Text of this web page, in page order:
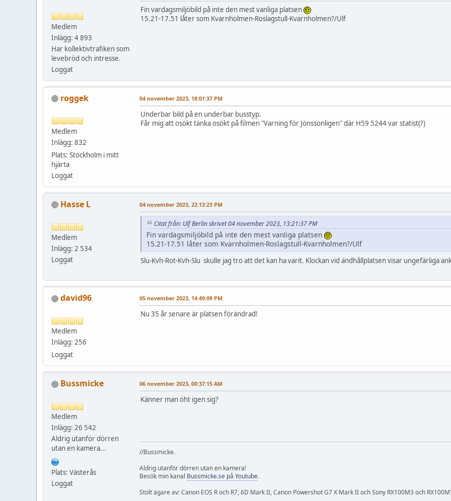
Medlem
Inlägg: 4 893
Har kollektivtrafiken som
levebröd och intresse.
Loggat
Fin vardagsmiljöbild på inte den mest vanliga platsen
15.21-17.51 låter som Kvarnholmen-Roslagstull-Kvarnholmen?/Ulf
roggek
Medlem
Inlägg: 832
Plats: Stockholm i mitt
hjärta
Loggat
04 november 2023, 18:01:37 PM
Underbar bild på en underbar busstyp.
Får mig att osökt tänka osökt på filmen "Varning för Jönssonligen" där H59 5244 var statist(?)
Hasse L
Medlem
Inlägg: 2 534
Loggat
04 november 2023, 22:13:23 PM
Citat från: Ulf Berlin skrivet 04 november 2023, 13:21:37 PM
Fin vardagsmiljöbild på inte den mest vanliga platsen
15.21-17.51 låter som Kvarnholmen-Roslagstull-Kvarnholmen?/Ulf
Slu-Kvh-Rot-Kvh-Slu skulle jag tro att det kan ha varit. Klockan vid ändhållplatsen visar ungefärliga
david96
Medlem
Inlägg: 256
Loggat
05 november 2023, 14:49:09 PM
Nu 35 år senare är platsen förändrad!
Bussmicke
Medlem
Inlägg: 26 542
Aldrig utanför dörren
utan en kamera...
Plats: Västerås
Loggat
06 november 2023, 00:37:15 AM
Känner man öht igen sig?
//Bussmicke.
Aldrig utanför dörren utan en kamera!
Besök min kanal Bussmicke.se på Youtube.
Stolt ägare av: Canon EOS R och R7, 6D Mark II, Canon Powershot G7 X Mark II och Sony RX100M3 och